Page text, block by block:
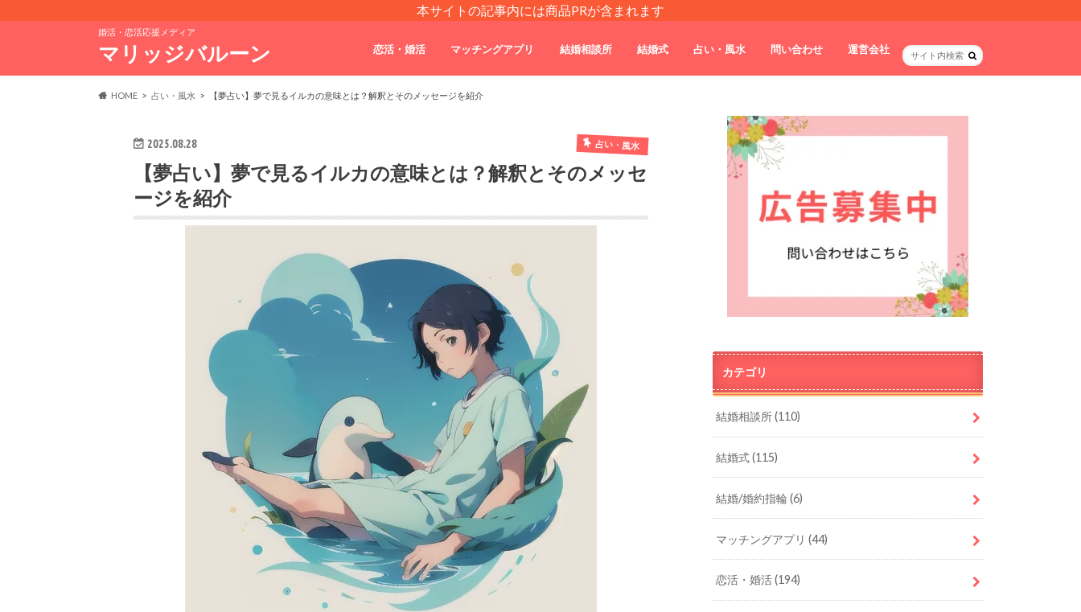
本サイトの記事内には商品PRが含まれます
婚活・恋活応援メディア
マリッジバルーン 恋活・婚活 マッチングアプリ 結婚相談所 結婚式 占い・風水 問い合わせ 運営会社
HOME 占い・風水 【夢占い】夢で見るイルカの意味とは？解釈とそのメッセージを紹介
2025.08.28 占い・風水
【夢占い】夢で見るイルカの意味とは？解釈とそのメッセ
ージを紹介
カテゴリ
結婚相談所(110)
結婚式(115)
結婚/婚約指輪(6)
マッチングアプリ(44)
恋活・婚活(194)